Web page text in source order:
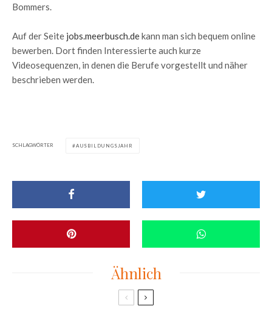
Bommers.
Auf der Seite jobs.meerbusch.dekann man sich bequem online
bewerben. Dort finden Interessierte auch kurze
Videosequenzen, in denen die Berufe vorgestellt und näher
beschrieben werden.
SCHLAGWÖRTER AUSBILDUNGSJAHR
Ähnlich